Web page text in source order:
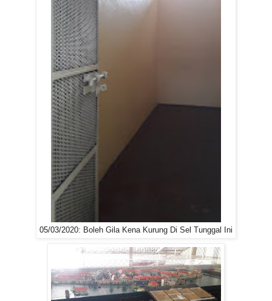
05/03/2020: Boleh Gila Kena Kurung Di Sel Tunggal Ini